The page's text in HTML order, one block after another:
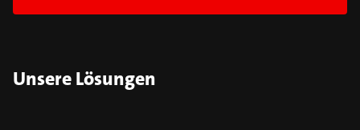
Unsere Lösungen